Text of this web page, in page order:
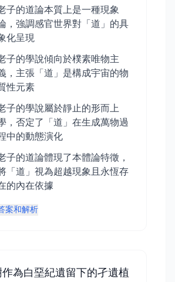
子的道論本質上是一種現象
，強調感官世界對「道」的具
化呈現
子的學說傾向於樸素唯物主
，主張「道」是構成宇宙的物
性元素
子的學說屬於靜止的形而上
，否定了「道」在生成萬物過
中的動態演化
子的道論體現了本體論特徵，
「道」視為超越現象且永恆存
的內在依據
案和解析
為白堊紀遺留下的孑遺植